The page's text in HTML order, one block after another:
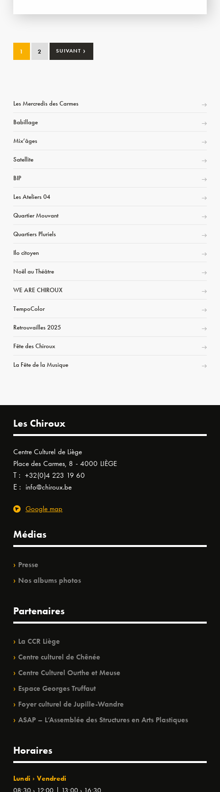
1 2 SUIVANT ›
Les Mercredis des Carmes
Babillage
Mix’âges
Satellite
BIP
Les Ateliers 04
Quartier Mouvant
Quartiers Pluriels
Ilo citoyen
Noël au Théâtre
WE ARE CHIROUX
TempoColor
Retrouvailles 2025
Fête des Chiroux
La Fête de la Musique
Les Chiroux
Centre Culturel de Liège
Place des Carmes, 8 - 4000 LIÈGE
T : +32(0)4 223 19 60
E : info@chiroux.be
Google map
Médias
Presse
Nos albums photos
Partenaires
La CCR Liège
Centre culturel de Chênée
Centre Culturel Ourthe et Meuse
Espace Georges Truffaut
Foyer culturel de Jupille-Wandre
ASAP – L’Assemblée des Structures en Arts Plastiques
Horaires
Lundi › Vendredi
08:30 › 12:00 | 13:00 › 16:30